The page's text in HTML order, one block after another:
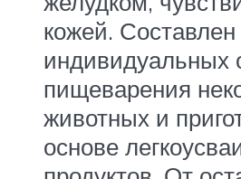
кожей. Составлен
индивидуальных
пищеварения
животных и
основе